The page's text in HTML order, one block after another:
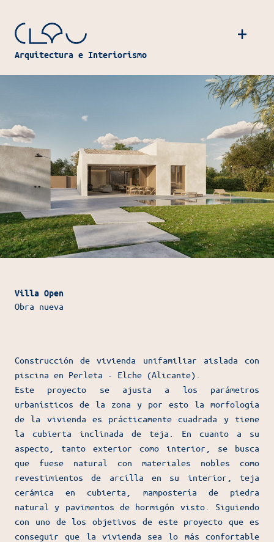
Navegación principal
Arquitectura e Interiorismo
Villa Open
Obra nueva
Construcción de vivienda unifamiliar aislada con
piscina en Perleta - Elche (Alicante).
Este proyecto se ajusta a los parámetros
urbanísticos de la zona y por esto la morfología
de la vivienda es prácticamente cuadrada y tiene
la cubierta inclinada de teja. En cuanto a su
aspecto, tanto exterior como interior, se busca
que fuese natural con materiales nobles como
revestimientos de arcilla en su interior, teja
cerámica en cubierta, mampostería de piedra
natural y pavimentos de hormigón visto. Siguiendo
con uno de los objetivos de este proyecto que es
conseguir que la vivienda sea lo más confortable